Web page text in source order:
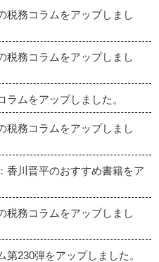
務コラムをアップしまし
務コラムをアップしまし
ムをアップしました。
務コラムをアップしまし
川晋平のおすすめ書籍をア
務コラムをアップしまし
230弾をアップしました。